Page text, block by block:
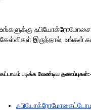
உங்களுக்கு
கேள்விகள் இருந்தால், உங்கள்
கட்டாயம் படிக்க வேண்டிய